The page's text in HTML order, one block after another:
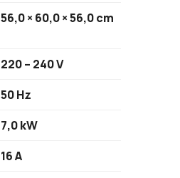
56,0 × 60,0 × 56,0 cm
220 – 240 V
50 Hz
7,0 kW
16 A